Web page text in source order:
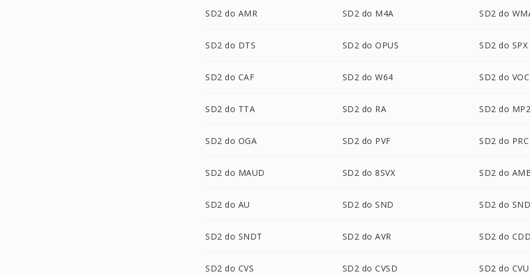
SD2 do AMR SD2 do M4A SD2 do
SD2 do DTS SD2 do OPUS SD2 do SPX
SD2 do CAF SD2 do W64 SD2 do VOC
SD2 do TTA SD2 do RA SD2 do
SD2 do OGA SD2 do PVF SD2 do PRC
SD2 do MAUD SD2 do 8SVX SD2 do
SD2 do AU SD2 do SND SD2 do
SD2 do SNDT SD2 do AVR SD2 do
SD2 do CVS SD2 do CVSD SD2 do CVU